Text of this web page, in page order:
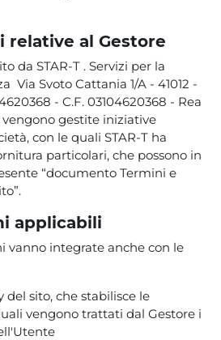
relative al Gestore
da STAR-T . Servizi per la
Via Svoto Cattania 1/A - 41012 -
- C.F. 03104620368 - Rea
vengono gestite iniziative
con le quali STAR-T ha
particolari, che possono in
“documento Termini e
applicabili
vanno integrate anche con le
del sito, che stabilisce le
vengono trattati dal Gestore i